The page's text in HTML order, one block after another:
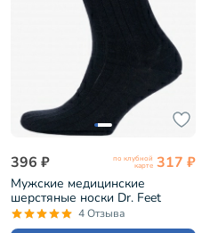
396 ₽ по клубной
карте 317 ₽
Мужские медицинские
шерстяные носки Dr. Feet
ЧЕРНЫЕ (15DF4)
4 Отзыва